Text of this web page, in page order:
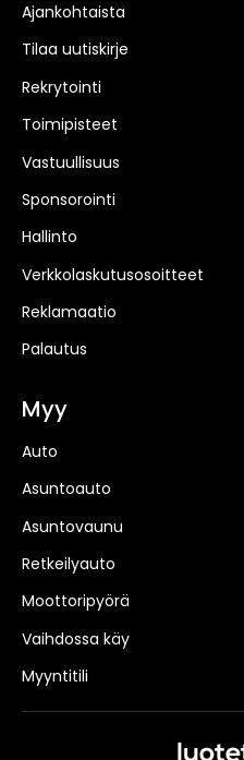
Ajankohtaista
Tilaa uutiskirje
Rekrytointi
Toimipisteet
Vastuullisuus
Sponsorointi
Hallinto
Verkkolaskutusosoitteet
Reklamaatio
Palautus
Myy
Auto
Asuntoauto
Asuntovaunu
Retkeilyauto
Moottoripyörä
Vaihdossa käy
Myyntitili